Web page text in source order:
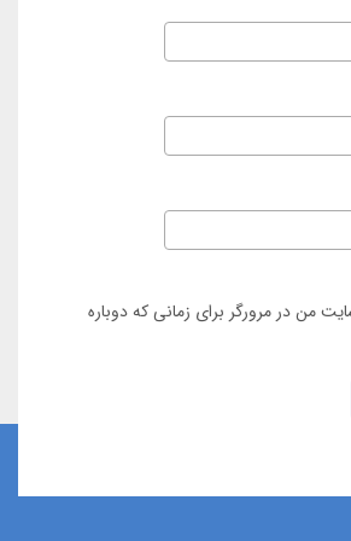
من در مرورگر برای زمانی که دوباره